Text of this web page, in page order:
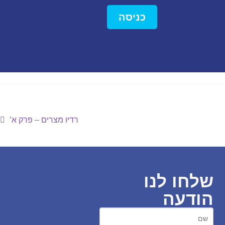
כניסה
רדיו מצרים – פרק א’
שלחו לנו
הודעה